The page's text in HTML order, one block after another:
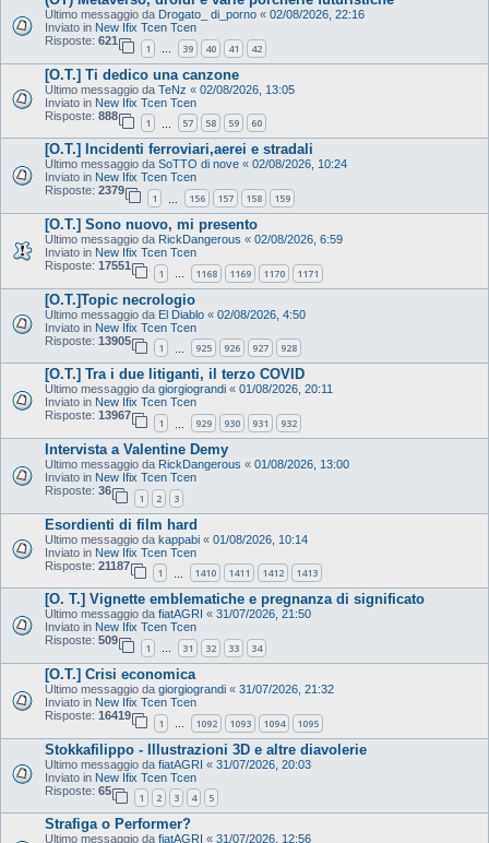
Ultimo messaggio da Drogato_ di_porno « 02/08/2026, 22:16
Inviato in New Ifix Tcen Tcen
Risposte: 621
1 … 39 40 41 42
[O.T.] Ti dedico una canzone
Ultimo messaggio da TeNz « 02/08/2026, 13:05
Inviato in New Ifix Tcen Tcen
Risposte: 888
1 57 58 59 60
[O.T.] Incidenti ferroviari,aerei e stradali
Ultimo messaggio da SoTTO di nove « 02/08/2026, 10:24
Inviato in New Ifix Tcen Tcen
Risposte: 2379
1 156 157 158 159
[O.T.] Sono nuovo, mi presento
Ultimo messaggio da RickDangerous « 02/08/2026, 6:59
Inviato in New Ifix Tcen Tcen
Risposte: 17551
1 … 1168 1169 1170 1171
[O.T.]Topic necrologio
Ultimo messaggio da El Diablo « 02/08/2026, 4:50
Inviato in New Ifix Tcen Tcen
Risposte: 13905
1 925 926 927 928
[O.T.] Tra i due litiganti, il terzo COVID
Ultimo messaggio da giorgiograndi « 01/08/2026, 20:11
Inviato in New Ifix Tcen Tcen
Risposte: 13967
1 929 930 931 932
Intervista a Valentine Demy
Ultimo messaggio da RickDangerous « 01/08/2026, 13:00
Inviato in New Ifix Tcen Tcen
Risposte: 36
1 2 3
Esordienti di film hard
Ultimo messaggio da kappabi « 01/08/2026, 10:14
Inviato in New Ifix Tcen Tcen
Risposte: 21187
1 1410 1411 1412 1413
[O. T.] Vignette emblematiche e pregnanza di significato
Ultimo messaggio da fiatAGRI « 31/07/2026, 21:50
Inviato in New Ifix Tcen Tcen
Risposte: 509
1 … 31 32 33 34
[O.T.] Crisi economica
Ultimo messaggio da giorgiograndi « 31/07/2026, 21:32
Inviato in New Ifix Tcen Tcen
Risposte: 16419
1 … 1092 1093 1094 1095
Stokkafilippo - Illustrazioni 3D e altre diavolerie
Ultimo messaggio da fiatAGRI « 31/07/2026, 20:03
Inviato in New Ifix Tcen Tcen
Risposte: 65
1 2 3 4 5
Strafiga o Performer?
Ultimo messaggio da fiatAGRI « 31/07/2026, 12:56